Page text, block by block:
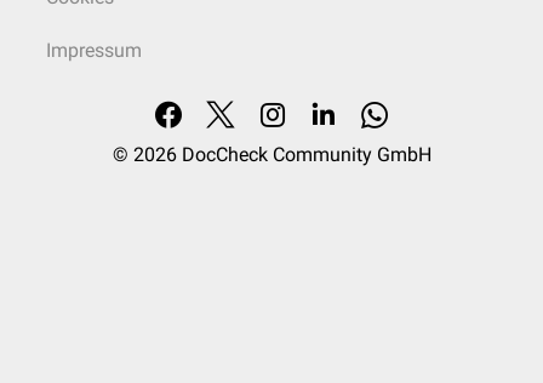
Impressum
© 2026 DocCheck Community GmbH